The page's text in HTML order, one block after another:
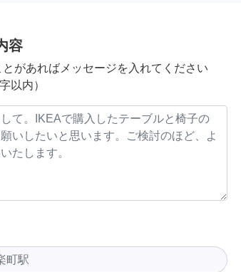
容
があればメッセージを入れてください
以内）